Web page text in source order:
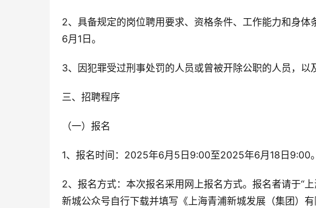
2、具备规定的岗位聘用要求、资格条件、工作能力和身
6月1日。
3、因犯罪受过刑事处罚的人员或曾被开除公职的人员，以
三、招聘程序
（一）报名
1、报名时间：2025年6月5日9:00至2025年6月18日9:00。
2、报名方式：本次报名采用网上报名方式。报名者请于“
新城公众号自行下载并填写《上海青浦新城发展（集团）